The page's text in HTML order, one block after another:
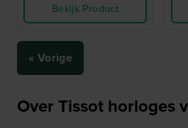
Bekijk Product
« Vorige
Over Tissot horloges